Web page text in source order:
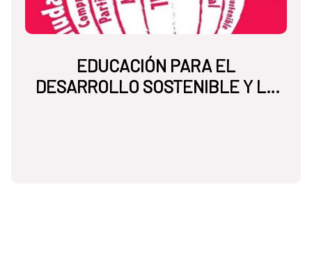
EDUCACIÓN PARA EL
DESARROLLO SOSTENIBLE Y LA